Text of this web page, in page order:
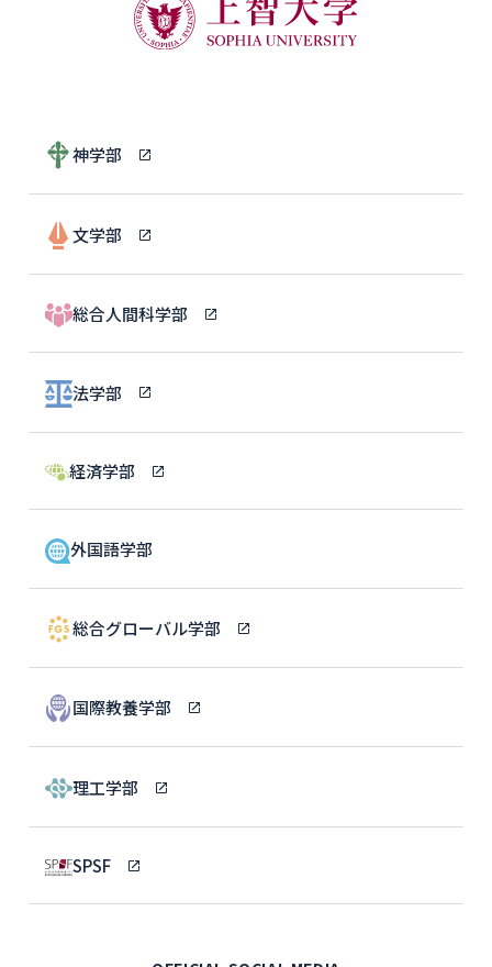
神学部
文学部
総合人間科学部
法学部
経済学部
外国語学部
総合グローバル学部
国際教養学部
理工学部
SPSF